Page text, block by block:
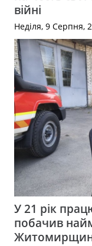
війні
Неділя, 9 Серпня,
У 21 рік
побачив